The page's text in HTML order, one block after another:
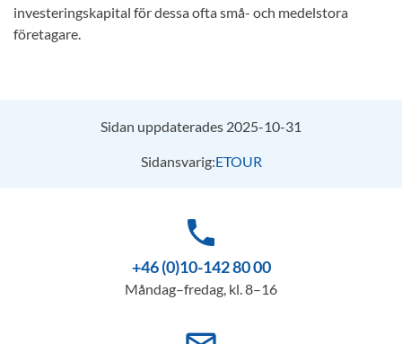
investeringskapital för dessa ofta små- och medelstora
företagare.
Sidan uppdaterades 2025-10-31
Sidansvarig:ETOUR
phone
+46 (0)10-142 80 00
Måndag–fredag, kl. 8–16